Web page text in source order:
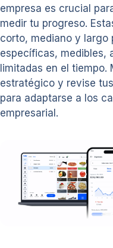
empresa es crucial
medir tu progreso.
corto, mediano y largo
específicas, medibles,
limitadas en el tiempo.
estratégico y revise
para adaptarse a los
empresarial.